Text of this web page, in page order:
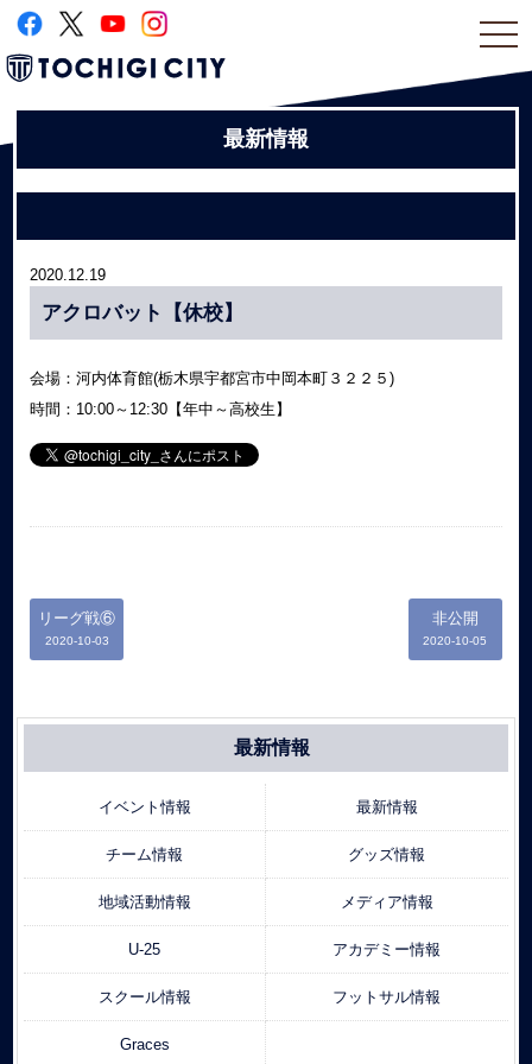
最新情報
2020.12.19
アクロバット【休校】
会場：河内体育館(栃木県宇都宮市中岡本町３２２５)
時間：10:00～12:30【年中～高校生】
リーグ戦⑥
2020-10-03
非公開
2020-10-05
最新情報
イベント情報 最新情報
チーム情報 グッズ情報
地域活動情報 メディア情報
U-25 アカデミー情報
スクール情報 フットサル情報
Graces